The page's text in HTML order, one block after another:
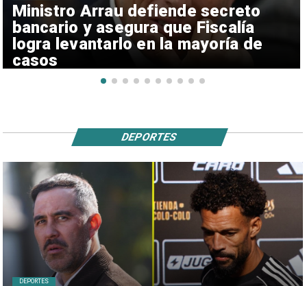
Ministro Arrau defiende secreto
bancario y asegura que Fiscalía
logra levantarlo en la mayoría de
casos
DEPORTES
DEPORTES